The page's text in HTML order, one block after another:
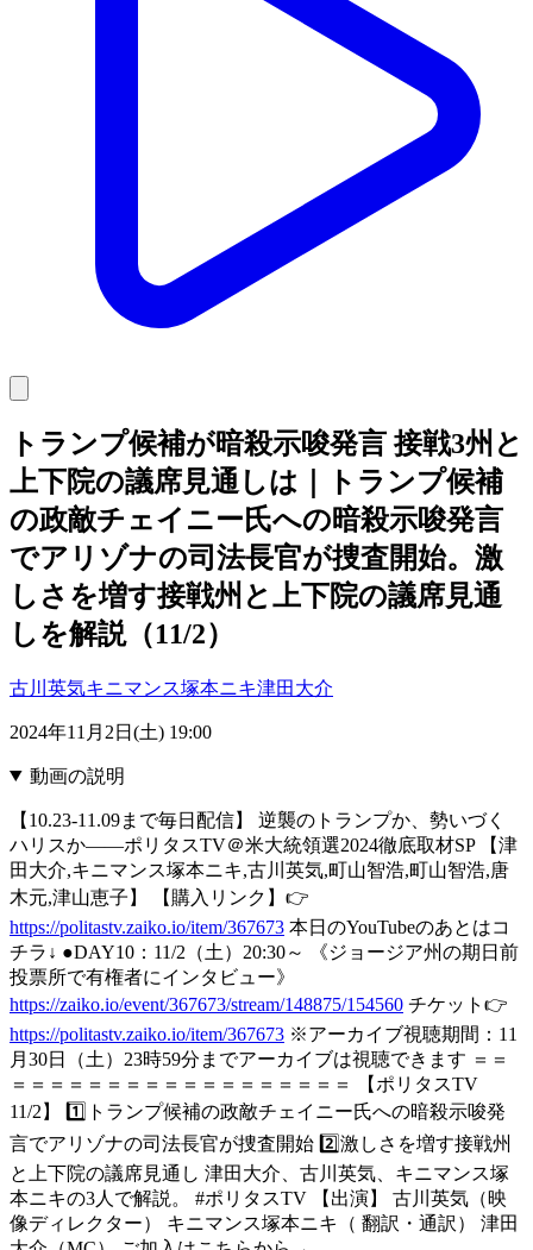
トランプ候補が暗殺示唆発言 接戦3州と
上下院の議席見通しは｜トランプ候補
の政敵チェイニー氏への暗殺示唆発言
でアリゾナの司法長官が捜査開始。激
しさを増す接戦州と上下院の議席見通
しを解説（11/2）
古川英気キニマンス塚本ニキ津田大介
2024年11月2日(土) 19:00
動画の説明
【10.23-11.09まで毎日配信】 逆襲のトランプか、勢いづく
ハリスか――ポリタスTV＠米大統領選2024徹底取材SP 【津
田大介,キニマンス塚本ニキ,古川英気,町山智浩,町山智浩,唐
木元,津山恵子】 【購入リンク】👉
https://politastv.zaiko.io/item/367673 本日のYouTubeのあとはコ
チラ↓ ●DAY10：11/2（土）20:30～ 《ジョージア州の期日前
投票所で有権者にインタビュー》
https://zaiko.io/event/367673/stream/148875/154560 チケット👉
https://politastv.zaiko.io/item/367673 ※アーカイブ視聴期間：11
月30日（土）23時59分までアーカイブは視聴できます ＝＝
＝＝＝＝＝＝＝＝＝＝＝＝＝＝＝＝＝＝ 【ポリタスTV
11/2】 1️⃣トランプ候補の政敵チェイニー氏への暗殺示唆発
言でアリゾナの司法長官が捜査開始 2️⃣激しさを増す接戦州
と上下院の議席見通し 津田大介、古川英気、キニマンス塚
本ニキの3人で解説。 #ポリタスTV 【出演】 古川英気（映
像ディレクター） キニマンス塚本ニキ（ 翻訳・通訳） 津田